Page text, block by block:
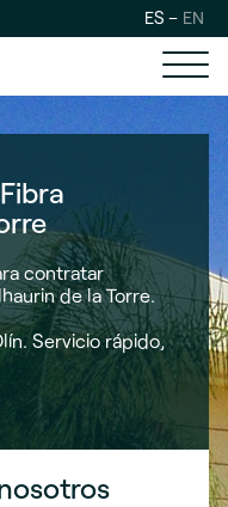
ES EN
contratar
de la Torre.
Servicio rápido,